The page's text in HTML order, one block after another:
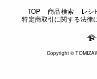
TOP 商品検索 レシ
特定商取引に関する法律
Copyright ©